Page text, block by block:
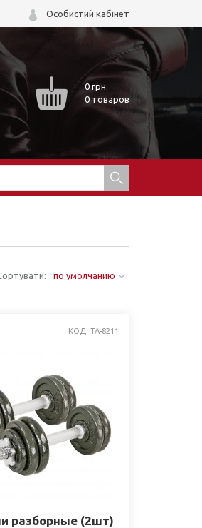
Особистий кабінет
0грн.
0 товаров
по умолчанию
КОД: TA-8211
разборные (2шт)